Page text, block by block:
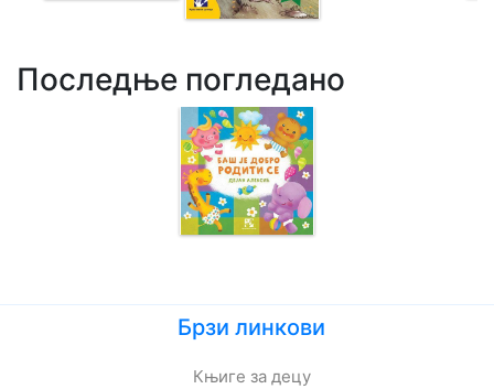
Последње погледано
Брзи линкови
Књиге за децу